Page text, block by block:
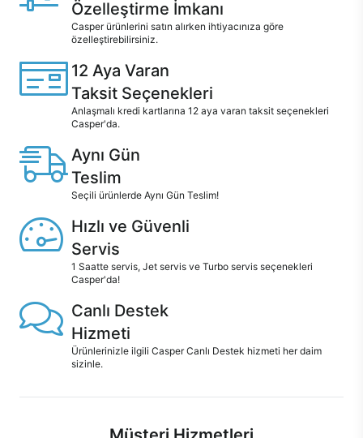
Özelleştirme İmkanı
Casper ürünlerini satın alırken ihtiyacınıza göre
özelleştirebilirsiniz.
12 Aya Varan
Taksit Seçenekleri
Anlaşmalı kredi kartlarına 12 aya varan taksit seçenekleri
Casper'da.
Aynı Gün
Teslim
Seçili ürünlerde Aynı Gün Teslim!
Hızlı ve Güvenli
Servis
1 Saatte servis, Jet servis ve Turbo servis seçenekleri
Casper'da!
Canlı Destek
Hizmeti
Ürünlerinizle ilgili Casper Canlı Destek hizmeti her daim
sizinle.